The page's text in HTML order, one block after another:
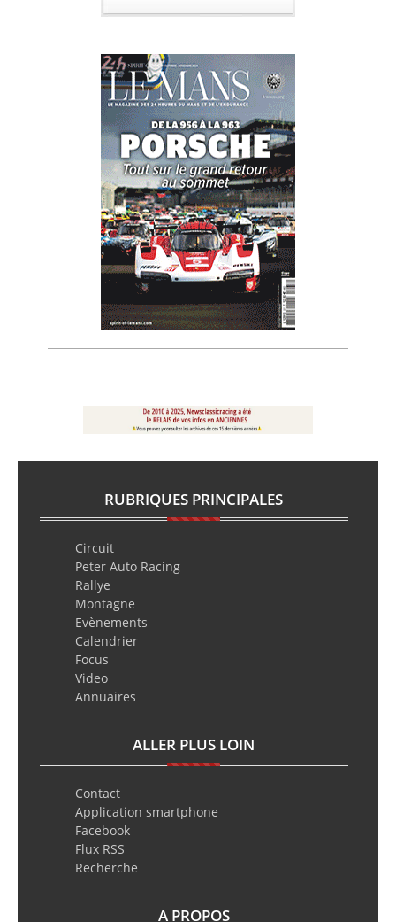
RUBRIQUES PRINCIPALES
Circuit
Peter Auto Racing
Rallye
Montagne
Evènements
Calendrier
Focus
Video
Annuaires
ALLER PLUS LOIN
Contact
Application smartphone
Facebook
Flux RSS
Recherche
A PROPOS